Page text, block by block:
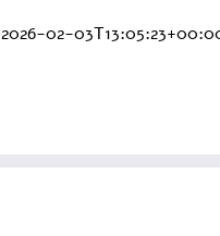
2026-02-